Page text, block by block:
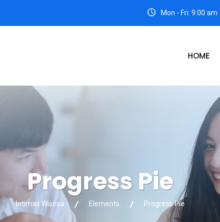
Mon - Fri: 9:00
HOME
Progress Pie
Intimas Wisesa Elements Progress Pie